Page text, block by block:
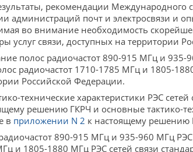
рекомендации Международного
администраций почт и электросвязи и
во внимание необходимость
услуг связи, доступных на территории
полос радиочастот 890-915 МГц и 935-
радиочастот 1710-1785 МГц и 1805-
Российской Федерации.
технические характеристики РЭС
решению ГКРЧ и основные тактико-
в приложении N 2 к настоящему решению
890-915 МГц и 935-960 МГц
и 1805-1880 МГц РЭС сетей связи